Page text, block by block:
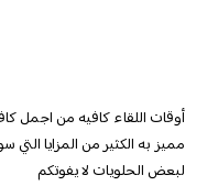
أوقات اللقاء كافيه من اجمل
مميز به الكثير من المزايا التي
لبعض الحلويات لا يفوتكم